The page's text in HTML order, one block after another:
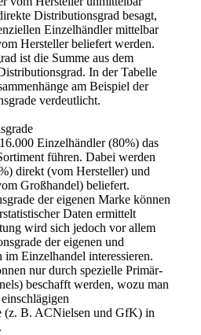
Distributionsgrad besagt,
Einzelhändler mittelbar
Hersteller beliefert werden.
ist die Summe aus dem
In der Tabelle
am Beispiel der
verdeutlicht.
Einzelhändler (80%) das
führen. Dabei werden
direkt (vom Hersteller) und
Großhandel) beliefert.
der eigenen Marke können
Daten ermittelt
wird sich jedoch vor allem
der eigenen und
Einzelhandel interessieren.
nur durch spezielle Primär-
beschafft werden, wozu man
(z. B. ACNielsen und GfK) in